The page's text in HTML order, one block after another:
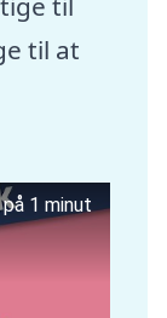
til at
1 minut